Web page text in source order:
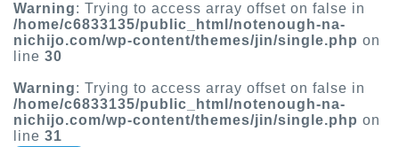
Warning: Trying to access array offset on false in
/home/c6833135/public_html/notenough-na-
nichijo.com/wp-content/themes/jin/single.php on
line 30
Warning: Trying to access array offset on false in
/home/c6833135/public_html/notenough-na-
nichijo.com/wp-content/themes/jin/single.php on
line 31